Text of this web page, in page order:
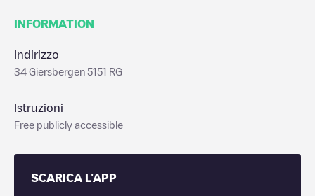
INFORMATION
Indirizzo
34 Giersbergen 5151 RG
Istruzioni
Free publicly accessible
SCARICA L'APP